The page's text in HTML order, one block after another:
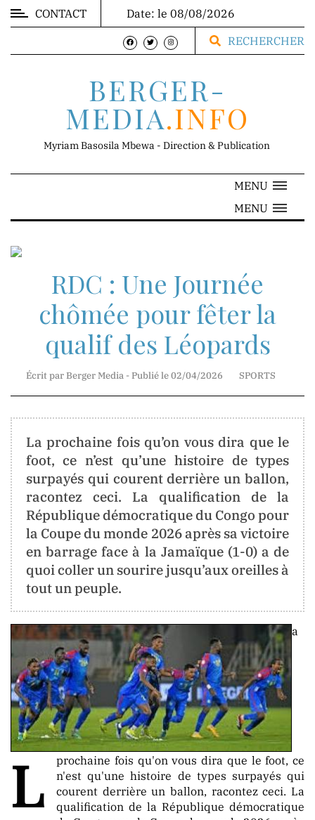
DIRECTION
Franck
Direction
Marie
Mbunga
Direction
Madame
Myriam
Basosila
Mbewa
Rédaction
Publication
CONTACT
contact@berger-
media.info
info@berger-
media.info
ORIENTATION
CONTACT
Date: le 08/08/2026
RECHERCHER
BERGER-
MEDIA.INFO
Myriam Basosila Mbewa - Direction & Publication
MENU
MENU
RDC : Une Journée
chômée pour fêter la
qualif des Léopards
Écrit par Berger Media - Publié le 02/04/2026 SPORTS
La prochaine fois qu’on vous dira que le
foot, ce n’est qu’une histoire de types
surpayés qui courent derrière un ballon,
racontez ceci. La qualification de la
République démocratique du Congo pour
la Coupe du monde 2026 après sa victoire
en barrage face à la Jamaïque (1-0) a de
quoi coller un sourire jusqu’aux oreilles à
tout un peuple.
L
a
prochaine fois qu'on vous dira que le foot, ce
n'est qu'une histoire de types surpayés qui
courent derrière un ballon, racontez ceci. La
qualification de la République démocratique